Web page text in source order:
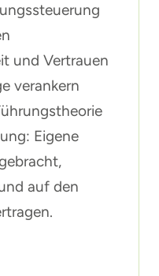
und Vertrauen
verankern
Eigene
auf den